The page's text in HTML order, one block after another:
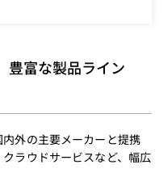
豊富な製品ライン
外の主要メーカーと提携
ラウドサービスなど、幅広